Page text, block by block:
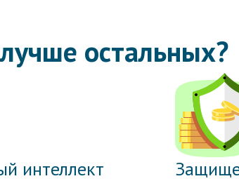
остальных?
интеллект